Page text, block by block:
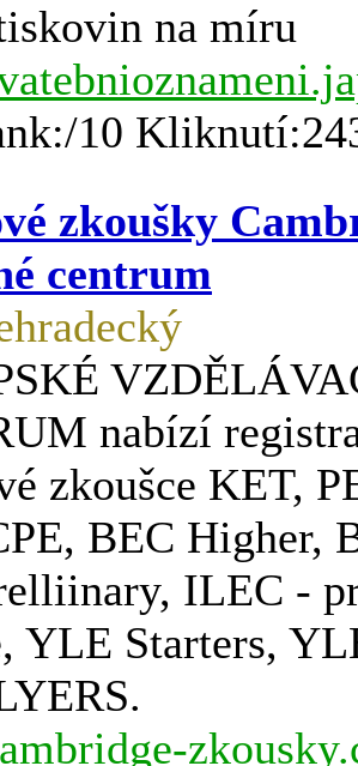
na míru
10
zkoušky
centrum
nabízí
zkoušce KET,
BEC Higher,
ILEC -
YLE Starters,